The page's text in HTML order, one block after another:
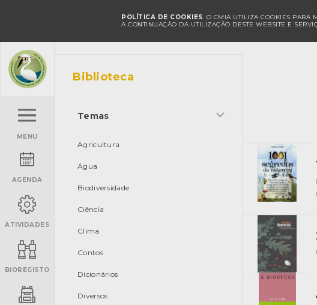
POLÍTICA DE COOKIES. O CMIA UTILIZA COOKIES PARA
A CONTINUAÇÃO DA UTILIZAÇÃO DESTE WEBSITE E
MENU
AGENDA
ATIVIDADES
BIOREGISTO
Biblioteca
Temas
Agricultura
Água
Biodiversidade
Ciência
Clima
Contos
Dicionários
Diversos